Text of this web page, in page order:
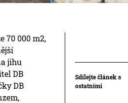
70 000 m2,
jihu
DB
DB
Sdílejte článek s
ostatními